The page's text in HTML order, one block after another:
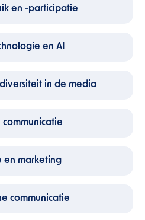
en -participatie
en AI
in de media
communicatie
en marketing
communicatie